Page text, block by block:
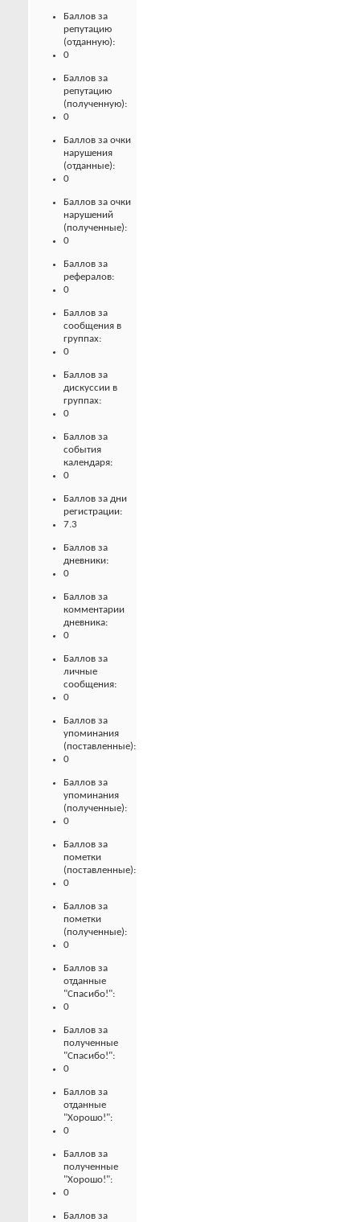
Баллов за
репутацию
(отданную):
0
Баллов за
репутацию
(полученную):
0
Баллов за очки
нарушения
(отданные):
0
Баллов за очки
нарушений
(полученные):
0
Баллов за
рефералов:
0
Баллов за
сообщения в
группах:
0
Баллов за
дискуссии в
группах:
0
Баллов за
события
календаря:
0
Баллов за дни
регистрации:
7.3
Баллов за
дневники:
0
Баллов за
комментарии
дневника:
0
Баллов за
личные
сообщения:
0
Баллов за
упоминания
(поставленные):
0
Баллов за
упоминания
(полученные):
0
Баллов за
пометки
(поставленные):
0
Баллов за
пометки
(полученные):
0
Баллов за
отданные
"Спасибо!":
0
Баллов за
полученные
"Спасибо!":
0
Баллов за
отданные
"Хорошо!":
0
Баллов за
полученные
"Хорошо!":
0
Баллов за